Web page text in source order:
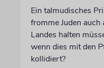
Ein talmudisches
fromme Juden auch
Landes halten
wenn dies mit den
kollidiert?